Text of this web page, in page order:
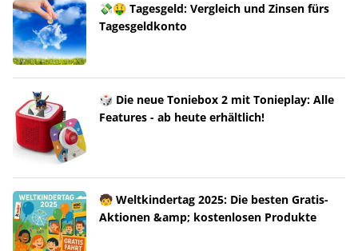
💸🤑 Tagesgeld: Vergleich und Zinsen fürs
Tagesgeldkonto
🎲 Die neue Toniebox 2 mit Tonieplay: Alle
Features - ab heute erhältlich!
🧒 Weltkindertag 2025: Die besten Gratis-
Aktionen &amp; kostenlosen Produkte